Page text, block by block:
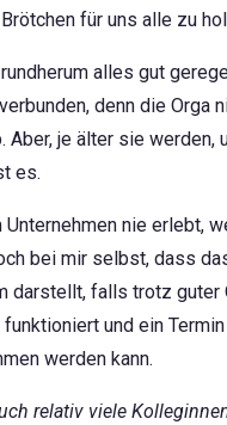
für uns alle zu
alles gut
denn die Orga
Aber, je älter sie werden,
es.
Unternehmen nie erlebt,
bei mir selbst, dass
darstellt, falls trotz guter
funktioniert und ein
werden kann.
relativ viele